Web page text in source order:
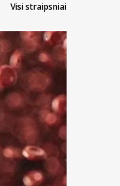
Visi straipsniai